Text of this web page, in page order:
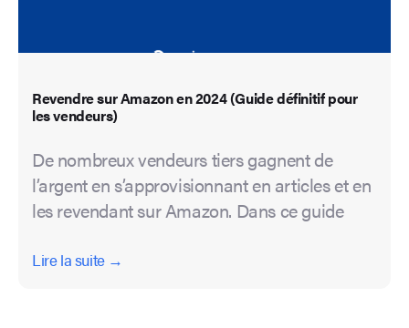
Revendre sur Amazon en 2024 (Guide définitif pour
les vendeurs)
De nombreux vendeurs tiers gagnent de
l’argent en s’approvisionnant en articles et en
les revendant sur Amazon. Dans ce guide
Lire la suite →